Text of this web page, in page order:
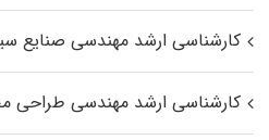
کارشناسی ارشد مهندسی صنایع
کارشناسی ارشد مهندسی